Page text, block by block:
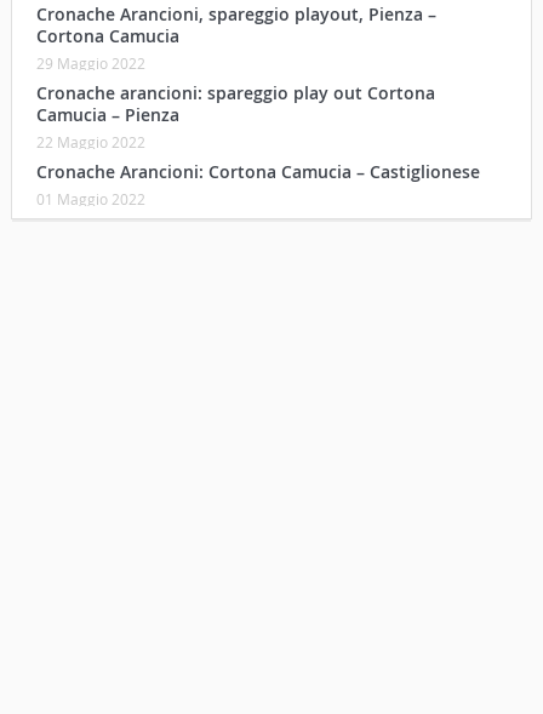
Cronache Arancioni, spareggio playout, Pienza –
Cortona Camucia
29 Maggio 2022
Cronache arancioni: spareggio play out Cortona
Camucia – Pienza
22 Maggio 2022
Cronache Arancioni: Cortona Camucia – Castiglionese
01 Maggio 2022